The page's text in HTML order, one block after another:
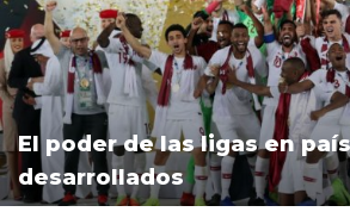
El poder de las ligas en
desarrollados